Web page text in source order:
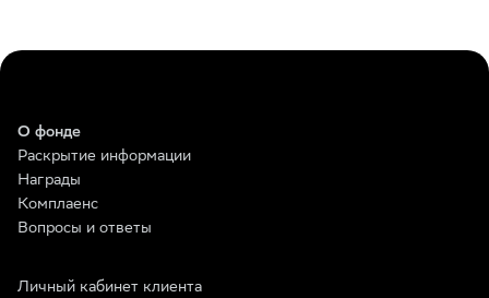
О фонде
Раскрытие информации
Награды
Комплаенс
Вопросы и ответы
Личный кабинет клиента